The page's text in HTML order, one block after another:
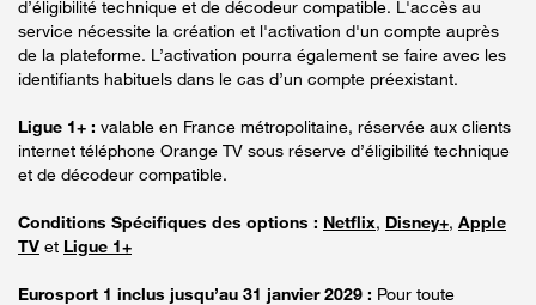
d’éligibilité technique et de décodeur compatible. L'accès au
service nécessite la création et l'activation d'un compte auprès
de la plateforme. L’activation pourra également se faire avec les
identifiants habituels dans le cas d’un compte préexistant.
Ligue 1+ : valable en France métropolitaine, réservée aux clients
internet téléphone Orange TV sous réserve d’éligibilité technique
et de décodeur compatible.
Conditions Spécifiques des options : Netflix, Disney+, Apple
TV et Ligue 1+
Eurosport 1 inclus jusqu’au 31 janvier 2029 : Pour toute